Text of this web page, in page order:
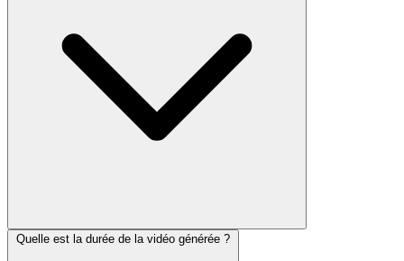
Quelle est la durée de la vidéo générée ?